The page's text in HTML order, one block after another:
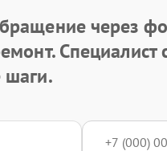
через
Специалист